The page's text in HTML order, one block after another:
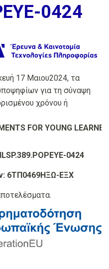
0424
17 Μαιου2024, τα
για τη σύναψη
χρόνου ή
FOR YOUNG
0424
6ΤΠ0469ΗΞΩ-ΕΞΧ